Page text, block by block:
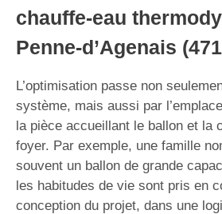
chauffe-eau
Penne-d’Agenais
L’optimisation passe non
système, mais aussi par
la pièce accueillant le ballon et la
foyer. Par exemple, une famille
souvent un ballon de grande
les habitudes de vie sont pris en
conception du projet, dans une